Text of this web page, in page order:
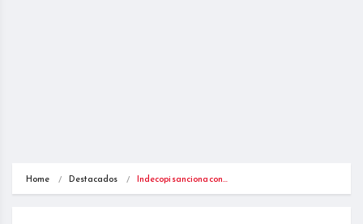
Home Destacados Indecopi sanciona con…